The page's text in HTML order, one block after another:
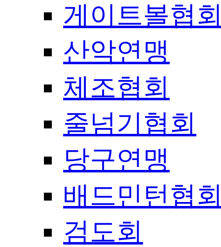
게이트볼협
산악연맹
체조협회
줄넘기협회
당구연맹
배드민턴협
검도회